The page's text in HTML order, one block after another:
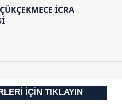
İCRA
İÇİN TIKLAYIN